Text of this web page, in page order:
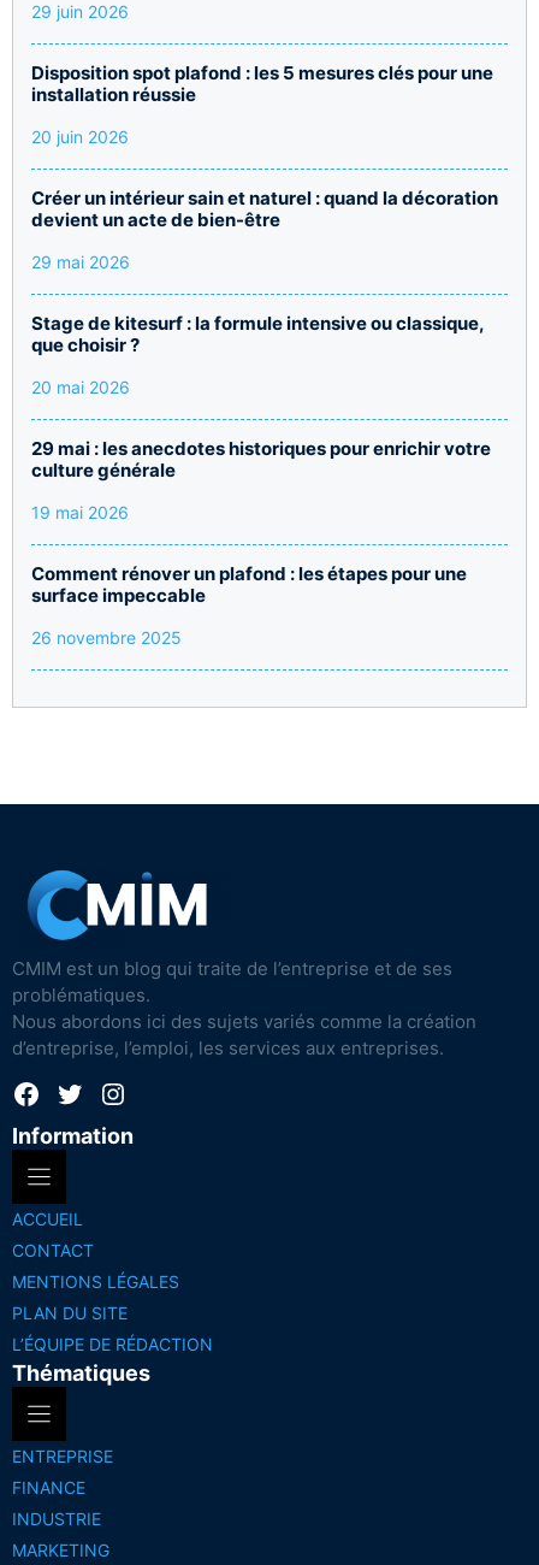
29 juin 2026
Disposition spot plafond : les 5 mesures clés pour une
installation réussie
20 juin 2026
Créer un intérieur sain et naturel : quand la décoration
devient un acte de bien-être
29 mai 2026
Stage de kitesurf : la formule intensive ou classique,
que choisir ?
20 mai 2026
29 mai : les anecdotes historiques pour enrichir votre
culture générale
19 mai 2026
Comment rénover un plafond : les étapes pour une
surface impeccable
26 novembre 2025
CMIM est un blog qui traite de l’entreprise et de ses
problématiques.
Nous abordons ici des sujets variés comme la création
d’entreprise, l’emploi, les services aux entreprises.
Facebook
TwitterInstagram
Information
ACCUEIL
CONTACT
MENTIONS LÉGALES
PLAN DU SITE
L’ÉQUIPE DE RÉDACTION
Thématiques
ENTREPRISE
FINANCE
INDUSTRIE
MARKETING